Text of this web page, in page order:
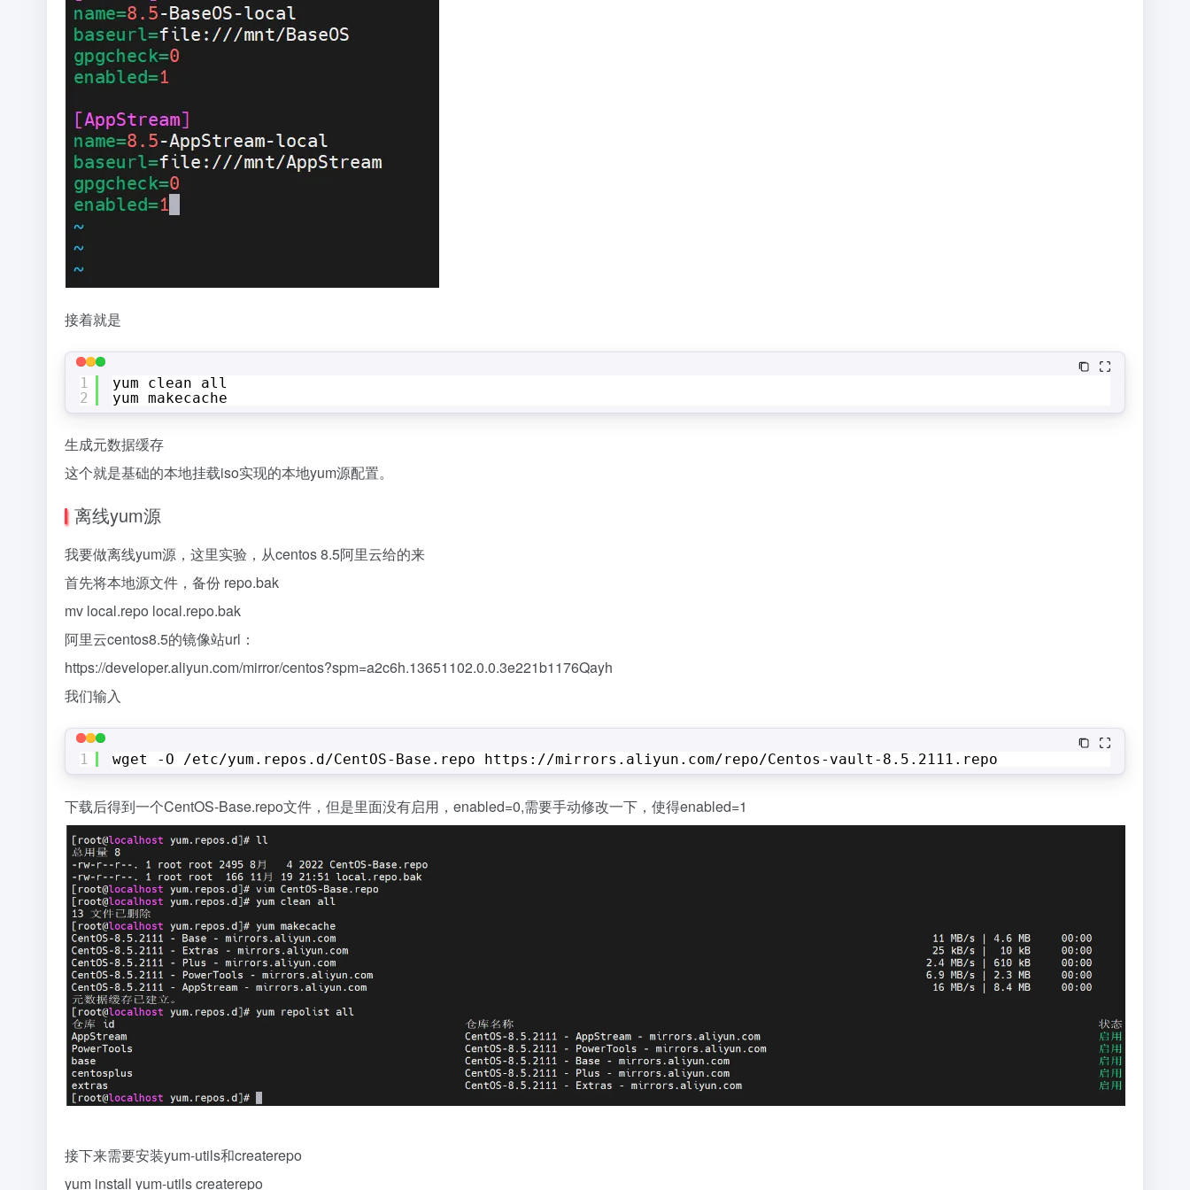
接着就是
1
2
yum clean all
yum makecache
生成元数据缓存
这个就是基础的本地挂载iso实现的本地yum源配置。
离线yum源
我要做离线yum源，这里实验，从centos 8.5阿里云给的来
首先将本地源文件，备份 repo.bak
mv local.repo local.repo.bak
阿里云centos8.5的镜像站url：
https://developer.aliyun.com/mirror/centos?spm=a2c6h.13651102.0.0.3e221b1176Qayh
我们输入
1 wget -O /etc/yum .repos.d /CentOS-Base .repo https: //mirrors .aliyun.com/repo/Centos-vault-8 .5.2111.repo
下载后得到一个CentOS-Base.repo文件，但是里面没有启用，enabled=0,需要手动修改一下，使得enabled=1
接下来需要安装yum-utils和createrepo
yum install yum-utils createrepo